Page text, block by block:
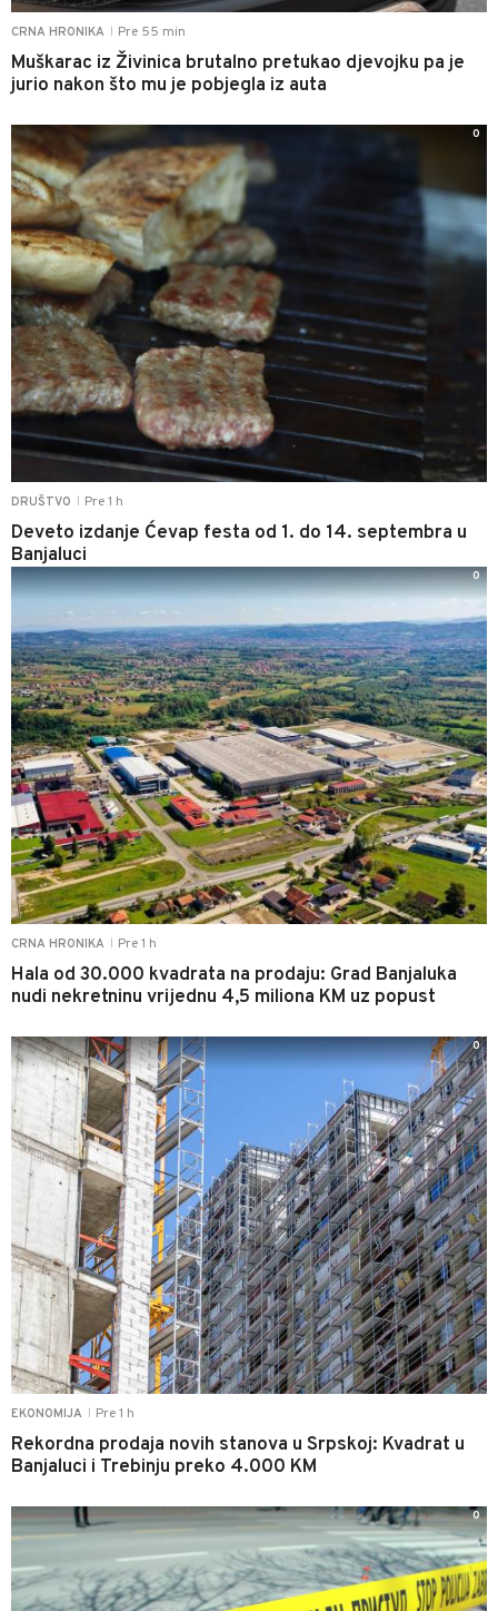
CRNA HRONIKA Pre 55 min
Muškarac iz Živinica brutalno pretukao djevojku pa je
jurio nakon što mu je pobjegla iz auta
DRUŠTVO Pre 1 h
Deveto izdanje Ćevap festa od 1. do 14. septembra u
Banjaluci
0
CRNA HRONIKA Pre 1 h
Hala od 30.000 kvadrata na prodaju: Grad Banjaluka
nudi nekretninu vrijednu 4,5 miliona KM uz popust
0
EKONOMIJA Pre 1 h
Rekordna prodaja novih stanova u Srpskoj: Kvadrat u
Banjaluci i Trebinju preko 4.000 KM
0
0